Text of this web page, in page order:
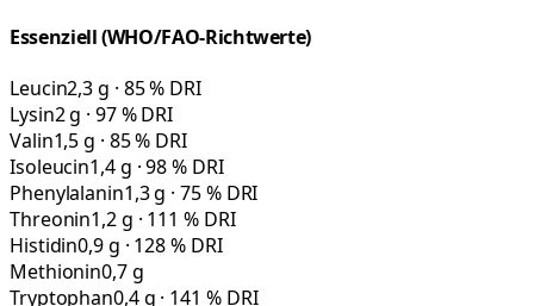
Essenziell (WHO/FAO-Richtwerte)
Leucin2,3 g · 85 % DRI
Lysin2 g · 97 % DRI
Valin1,5 g · 85 % DRI
Isoleucin1,4 g · 98 % DRI
Phenylalanin1,3 g · 75 % DRI
Threonin1,2 g · 111 % DRI
Histidin0,9 g · 128 % DRI
Methionin0,7 g
Tryptophan0,4 g · 141 % DRI